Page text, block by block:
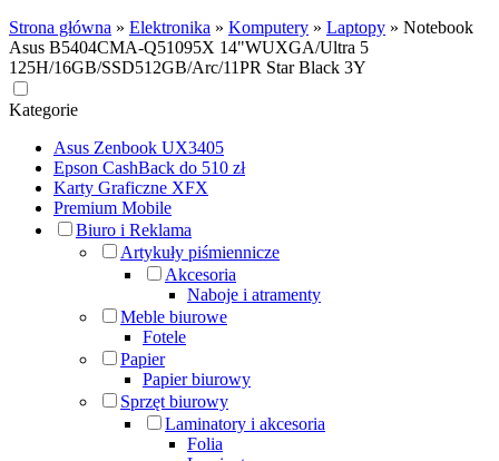
Strona główna » Elektronika » Komputery » Laptopy » Notebook
Asus B5404CMA-Q51095X 14"WUXGA/Ultra 5
125H/16GB/SSD512GB/Arc/11PR Star Black 3Y
Kategorie
Asus Zenbook UX3405
Epson CashBack do 510 zł
Karty Graficzne XFX
Premium Mobile
Biuro i Reklama
Artykuły piśmiennicze
Akcesoria
Naboje i atramenty
Meble biurowe
Fotele
Papier
Papier biurowy
Sprzęt biurowy
Laminatory i akcesoria
Folia